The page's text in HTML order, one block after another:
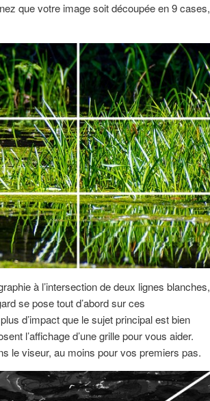
que votre image soit découpée en 9 cases,
à l’intersection de deux lignes blanches,
se pose tout d’abord sur ces
d’impact que le sujet principal est bien
l’affichage d’une grille pour vous aider.
le viseur, au moins pour vos premiers pas.